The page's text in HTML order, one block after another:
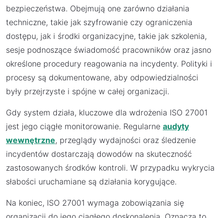
bezpieczeństwa. Obejmują one zarówno działania
techniczne, takie jak szyfrowanie czy ograniczenia
dostępu, jak i środki organizacyjne, takie jak szkolenia,
sesje podnoszące świadomość pracowników oraz jasno
określone procedury reagowania na incydenty. Polityki i
procesy są dokumentowane, aby odpowiedzialności
były przejrzyste i spójne w całej organizacji.
Gdy system działa, kluczowe dla wdrożenia ISO 27001
jest jego ciągłe monitorowanie. Regularne audyty
wewnętrzne, przeglądy wydajności oraz śledzenie
incydentów dostarczają dowodów na skuteczność
zastosowanych środków kontroli. W przypadku wykrycia
słabości uruchamiane są działania korygujące.
Na koniec, ISO 27001 wymaga zobowiązania się